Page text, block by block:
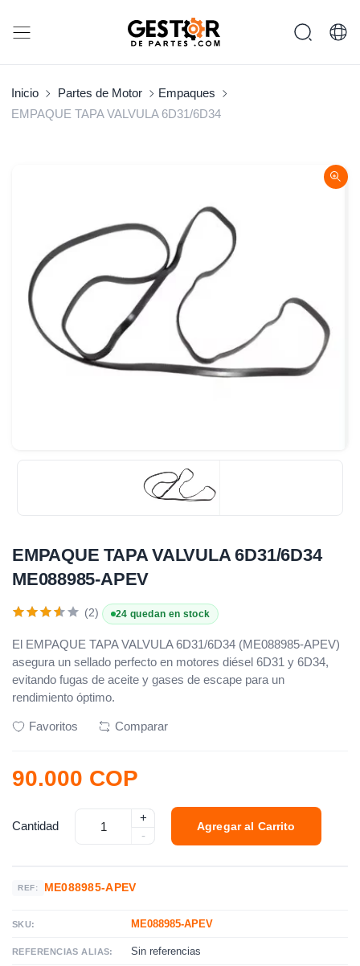
Inicio Partes de Motor
Empaques
EMPAQUE TAPA VALVULA 6D31/6D34
EMPAQUE TAPA VALVULA 6D31/6D34
ME088985-APEV
(2) 24 quedan en stock
El EMPAQUE TAPA VALVULA 6D31/6D34 (ME088985-APEV)
asegura un sellado perfecto en motores diésel 6D31 y 6D34,
evitando fugas de aceite y gases de escape para un
rendimiento óptimo.
Favoritos Comparar
90.000 COP
Cantidad
+
-
Agregar al Carrito
REF: ME088985-APEV
SKU: ME088985-APEV
REFERENCIAS ALIAS: Sin referencias